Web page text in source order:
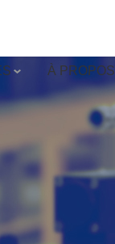
À PROPOS